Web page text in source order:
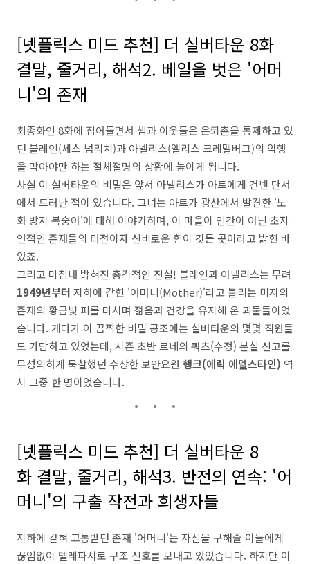
[넷플릭스 미드 추천] 더 실버타운 8화
결말, 줄거리, 해석2. 베일을 벗은 '어머
니'의 존재
최종화인 8화에 접어들면서 샘과 이웃들은 은퇴촌을 통제하고 있
던 블레인(세스 넘리치)과 아넬리스(앨리스 크레멜버그)의 악행
을 막아야만 하는 절체절명의 상황에 놓이게 됩니다.
사실 이 실버타운의 비밀은 앞서 아넬리스가 아트에게 건넨 단서
에서 드러난 적이 있습니다. 그녀는 아트가 광산에서 발견한 '노
화 방지 복숭아'에 대해 이야기하며, 이 마을이 인간이 아닌 초자
연적인 존재들의 터전이자 신비로운 힘이 깃든 곳이라고 밝힌 바
있죠.
그리고 마침내 밝혀진 충격적인 진실! 블레인과 아넬리스는 무려
1949년부터 지하에 갇힌 '어머니(Mother)'라고 불리는 미지의
존재의 황금빛 피를 마시며 젊음과 건강을 유지해 온 괴물들이었
습니다. 게다가 이 끔찍한 비밀 공조에는 실버타운의 몇몇 직원들
도 가담하고 있었는데, 시즌 초반 르네의 쿼츠(수정) 분실 신고를
무성의하게 묵살했던 수상한 보안요원 행크(에릭 에델스타인) 역
시 그중 한 명이었습니다.
[넷플릭스 미드 추천] 더 실버타운 8
화 결말, 줄거리, 해석3. 반전의 연속: '어
머니'의 구출 작전과 희생자들
지하에 갇혀 고통받던 존재 '어머니'는 자신을 구해줄 이들에게
끊임없이 텔레파시로 구조 신호를 보내고 있었습니다. 하지만 이